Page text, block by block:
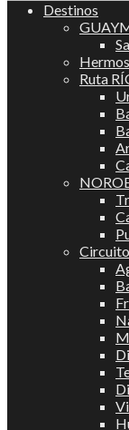
Destinos
Ruta
Circuito